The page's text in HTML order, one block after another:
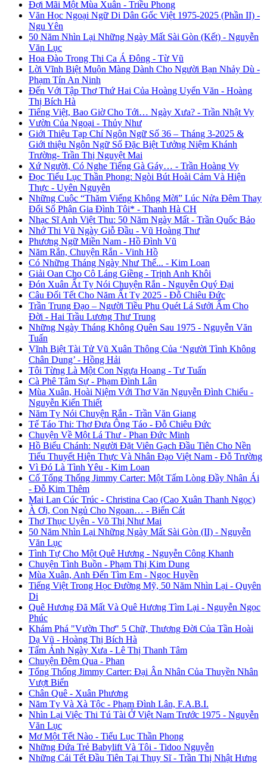
Đợi Mãi Một Mùa Xuân - Triều Phong
Văn Học Ngoại Ngữ Di Dân Gốc Việt 1975-2025 (Phần II) -
Ngu Yên
50 Năm Nhìn Lại Những Ngày Mất Sài Gòn (Kết) - Nguyễn
Văn Lục
Hoa Đào Trong Thi Ca Á Đông - Từ Vũ
Lời Vĩnh Biệt Muộn Màng Dành Cho Người Bạn Nhảy Dù -
Phạm Tín An Ninh
Đến Với Tập Thơ Thứ Hai Của Hoàng Uyển Văn - Hoàng
Thị Bích Hà
Tiếng Việt, Bao Giờ Cho Tới… Ngày Xưa? - Trần Nhật Vy
Vườn Của Ngoại - Thủy Như
Giới Thiệu Tạp Chí Ngôn Ngữ Số 36 – Tháng 3-2025 &
Giới thiệu Ngôn Ngữ Số Đặc Biệt Tưởng Niệm Khánh
Trường- Trần Thị Nguyệt Mai
Xứ Người, Có Nghe Tiếng Gà Gáy… - Trần Hoàng Vy
Đọc Tiểu Lục Thần Phong: Ngòi Bút Hoài Cảm Và Hiện
Thực - Uyên Nguyên
Những Cuộc “Thăm Viếng Không Mời” Lúc Nửa Đêm Thay
Đổi Số Phận Gia Đình Tôi* - Thanh Hà CH
Nhạc Sĩ Anh Việt Thu: 50 Năm Ngày Mất - Trần Quốc Bảo
Nhớ Thi Vũ Ngày Giỗ Đầu - Vũ Hoàng Thư
Phương Ngữ Miền Nam - Hồ Đình Vũ
Năm Rắn, Chuyện Rắn - Vinh Hồ
Có Những Tháng Ngày Như Thế... - Kim Loan
Giải Oan Cho Cô Láng Giềng - Trịnh Anh Khôi
Đón Xuân Ất Tỵ Nói Chuyện Rắn - Nguyễn Quý Đại
Câu Đối Tết Cho Năm Ất Tỵ 2025 - Đỗ Chiêu Đức
Trần Trung Đạo – Người Tiều Phu Quét Lá Sưởi Ấm Cho
Đời - Hai Trầu Lương Thư Trung
Những Ngày Tháng Không Quên Sau 1975 - Nguyễn Văn
Tuấn
Vĩnh Biệt Tài Tử Vũ Xuân Thông Của ‘Người Tình Không
Chân Dung’ - Hồng Hải
Tôi Từng Là Một Con Ngựa Hoang - Tư Tuấn
Cà Phê Tâm Sự - Phạm Đình Lân
Mùa Xuân, Hoài Niệm Với Thơ Văn Nguyễn Đình Chiểu -
Nguyễn Kiến Thiết
Năm Tỵ Nói Chuyện Rắn - Trần Văn Giang
Tế Táo Thi: Thơ Đưa Ông Táo - Đỗ Chiêu Đức
Chuyện Về Một Lá Thư - Phan Đức Minh
Hồ Biểu Chánh: Người Đặt Viên Gạch Đầu Tiên Cho Nền
Tiểu Thuyết Hiện Thực Và Nhân Đạo Việt Nam - Đỗ Trường
Vì Đó Là Tình Yêu - Kim Loan
Cố Tổng Thống Jimmy Carter: Một Tấm Lòng Đầy Nhân Ái
- Đỗ Kim Thêm
Mai Lan Cúc Trúc - Christina Cao (Cao Xuân Thanh Ngọc)
À Ơi, Con Ngủ Cho Ngoan… - Biển Cát
Thơ Thục Uyên - Võ Thị Như Mai
50 Năm Nhìn Lại Những Ngày Mất Sài Gòn (II) - Nguyễn
Văn Lục
Tình Tự Cho Một Quê Hương - Nguyễn Công Khanh
Chuyện Tình Buồn - Phạm Thị Kim Dung
Mùa Xuân, Anh Đến Tìm Em - Ngọc Huyền
Tiếng Việt Trong Học Đường Mỹ, 50 Năm Nhìn Lại - Quyên
Di
Quê Hương Đã Mất Và Quê Hương Tìm Lại - Nguyễn Ngọc
Phúc
Khám Phá "Vườn Thơ" 5 Chữ, Thương Đời Của Tần Hoài
Dạ Vũ - Hoàng Thị Bích Hà
Tấm Ảnh Ngày Xưa - Lê Thị Thanh Tâm
Chuyện Đêm Qua - Phan
Tổng Thống Jimmy Carter: Đại Ân Nhân Của Thuyền Nhân
Vượt Biển
Chân Quê - Xuân Phương
Năm Tỵ Và Xà Tộc - Phạm Đình Lân, F.A.B.I.
Nhìn Lại Việc Thi Tú Tài Ở Việt Nam Trước 1975 - Nguyễn
Văn Lục
Mơ Một Tết Nào - Tiểu Lục Thần Phong
Những Đứa Trẻ Babylift Và Tôi - Tidoo Nguyễn
Những Cái Tết Đầu Tiên Tại Thụy Sĩ - Trần Thị Nhật Hưng